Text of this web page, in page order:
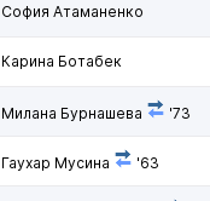
София Атаманенко
Карина Ботабек
Милана Бурнашева '73
Гаухар Мусина '63